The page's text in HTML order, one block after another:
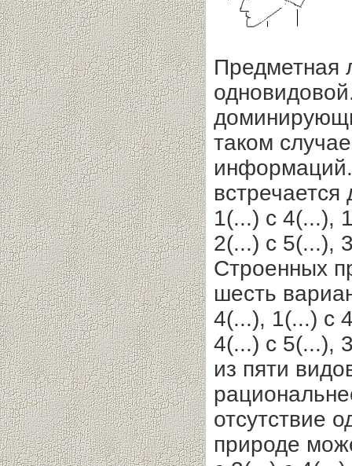
Предметная
таком
1(...) с 4(...),
2(...) с 5(...),
Строенных
шесть
4(...), 1(...) с
4(...) с 5(...),
из пяти
отсутствие
природе